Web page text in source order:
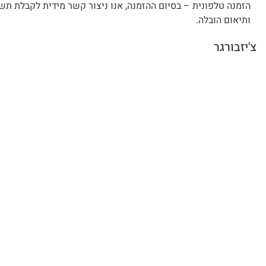
הזמנה טלפונית – בסיום ההזמנה, אנו ניצור קשר מידית לקבלת
ותיאום הובלה.
צ'יזבורגר